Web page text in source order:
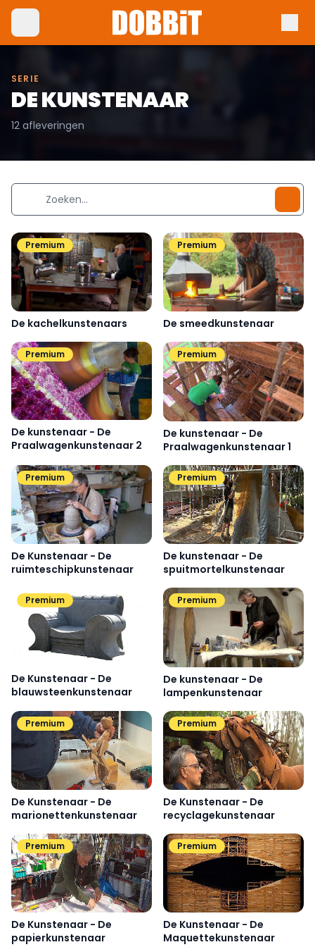
SERIE
DE KUNSTENAAR
12 afleveringen
Premium
De kachelkunstenaars
Premium
De smeedkunstenaar
Premium
De kunstenaar - De
Praalwagenkunstenaar 2
Premium
De kunstenaar - De
Praalwagenkunstenaar 1
Premium
De Kunstenaar - De
ruimteschipkunstenaar
Premium
De kunstenaar - De
spuitmortelkunstenaar
Premium
De Kunstenaar - De
blauwsteenkunstenaar
Premium
De kunstenaar - De
lampenkunstenaar
Premium
De Kunstenaar - De
marionettenkunstenaar
Premium
De Kunstenaar - De
recyclagekunstenaar
Premium
De Kunstenaar - De
papierkunstenaar
Premium
De Kunstenaar - De
Maquettekunstenaar